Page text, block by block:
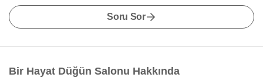
Soru Sor
Bir Hayat Düğün Salonu Hakkında